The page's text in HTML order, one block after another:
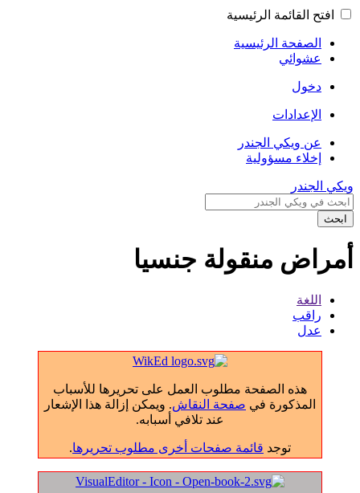
افتح القائمة الرئيسية
الصفحة الرئيسية
عشوائي
دخول
الإعدادات
عن ويكي الجندر
إخلاء مسؤولية
ويكي الجندر
ابحث
أمراض منقولة جنسيا
اللغة
راقب
عدل
هذه الصفحة مطلوب العمل على تحريرها للأسباب
المذكورة في صفحة النقاش. ويمكن إزالة هذا الإشعار
عند تلافي أسبابه.
توجد قائمة صفحات أخرى مطلوب تحريرها.